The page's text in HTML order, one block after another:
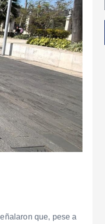
que, pese a